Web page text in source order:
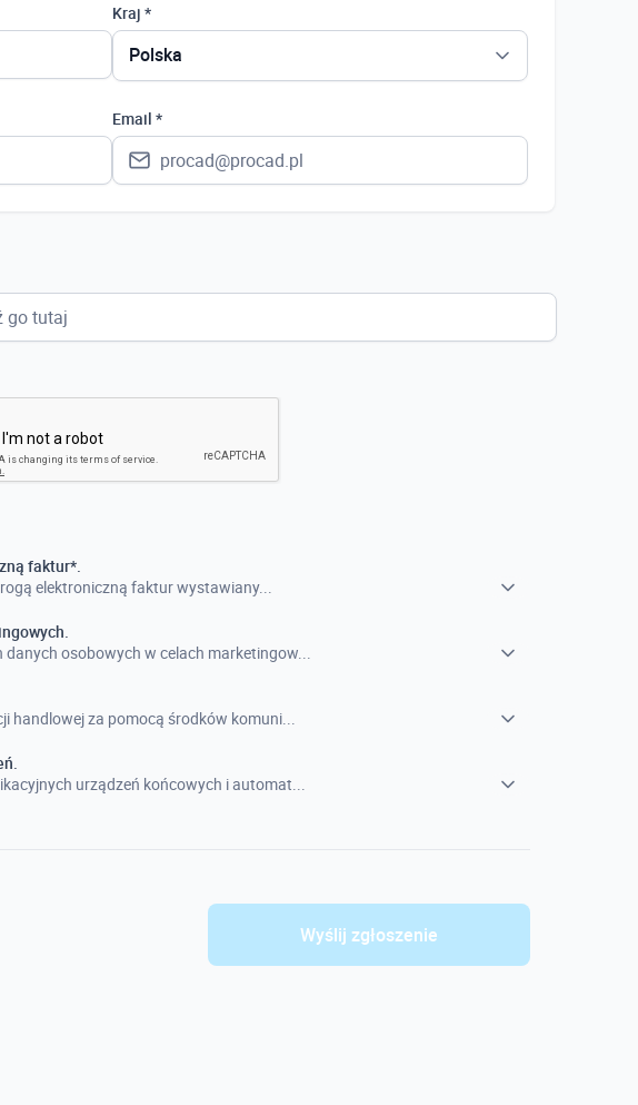
Kraj *
Polska
Email *
faktur*.
elektroniczną faktur wystawiany...
osobowych w celach marketingow...
handlowej za pomocą środków komuni...
urządzeń końcowych i automat...
Wyślij zgłoszenie
Polska
Ukraina
Szwecja